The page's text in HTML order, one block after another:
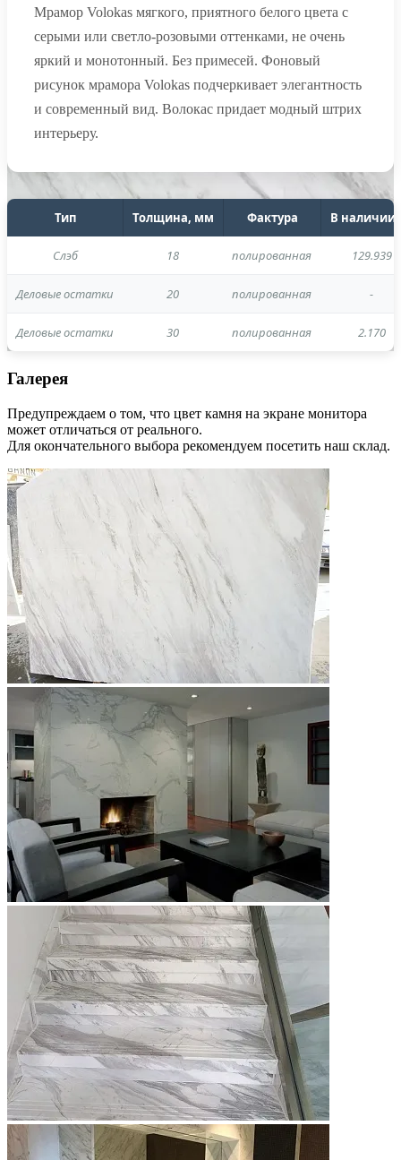
Мрамор Volokas мягкого, приятного белого цвета с
серыми или светло-розовыми оттенками, не очень
яркий и монотонный. Без примесей. Фоновый
рисунок мрамора Volokas подчеркивает элегантность
и современный вид. Волокас придает модный штрих
интерьеру.
Тип Толщина, мм Фактура В
Cлэб 18 полированная 129.939
Деловые остатки 20 полированная -
Деловые остатки 30 полированная 2.170
Галерея
Предупреждаем о том, что цвет камня на экране монитора
может отличаться от реального.
Для окончательного выбора рекомендуем посетить наш склад.